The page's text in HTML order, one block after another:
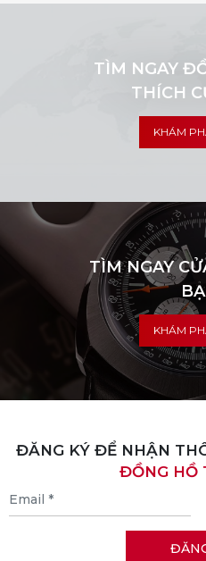
TÌM NGAY
THÍCH
KHÁM
TÌM NGAY
KHÁM
ĐĂNG KÝ ĐỂ NHẬN
ĐỒNG HỒ